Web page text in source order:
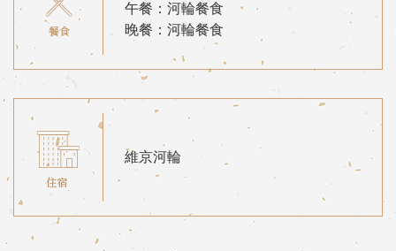
午餐：河輪餐食
晚餐：河輪餐食
維京河輪